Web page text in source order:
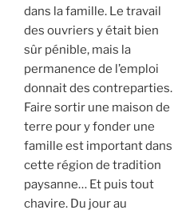
dans la famille. Le travail
des ouvriers y était bien
sûr pénible, mais la
permanence de l’emploi
donnait des contreparties.
Faire sortir une maison de
terre pour y fonder une
famille est important dans
cette région de tradition
paysanne… Et puis tout
chavire. Du jour au